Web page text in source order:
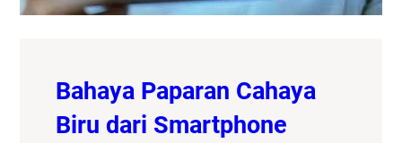
Bahaya Paparan Cahaya
Biru dari Smartphone